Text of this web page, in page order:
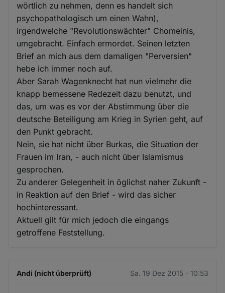
wörtlich zu nehmen, denn es handelt sich
psychopathologisch um einen Wahn),
irgendwelche "Revolutionswächter" Chomeinis,
umgebracht. Einfach ermordet. Seinen letzten
Brief an mich aus dem damaligen "Perversien"
hebe ich immer noch auf.
Aber Sarah Wagenknecht hat nun vielmehr die
knapp bemessene Redezeit dazu benutzt, und
das, um was es vor der Abstimmung über die
deutsche Beteiligung am Krieg in Syrien geht, auf
den Punkt gebracht.
Nein, sie hat nicht über Burkas, die Situation der
Frauen im Iran, - auch nicht über Islamismus
gesprochen.
Zu anderer Gelegenheit in öglichst naher Zukunft -
in Reaktion auf den Brief - wird das sicher
hochinteressant.
Aktuell gilt für mich jedoch die eingangs
getroffene Feststellung.
Andi (nicht überprüft) Sa. 19 Dez 2015 - 10:53